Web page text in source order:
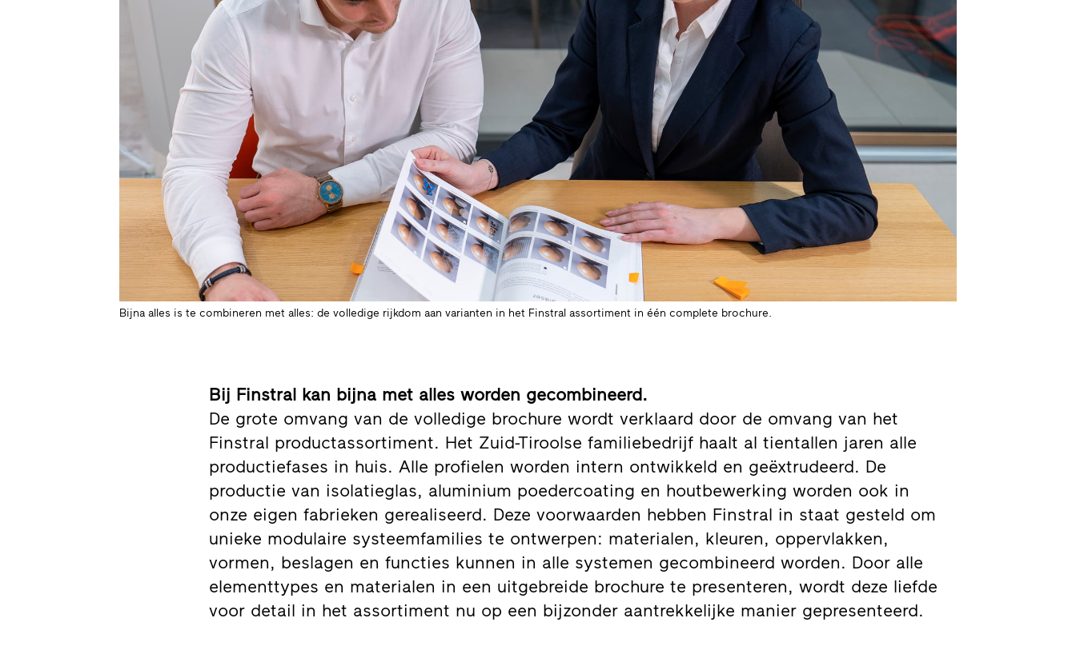
Bijna alles is te combineren met alles: de volledige rijkdom aan varianten in het Finstral assortiment in één complete brochure.
Bij Finstral kan bijna met alles worden gecombineerd.
De grote omvang van de volledige brochure wordt verklaard door de omvang van het
Finstral productassortiment. Het Zuid-Tiroolse familiebedrijf haalt al tientallen jaren alle
productiefases in huis. Alle profielen worden intern ontwikkeld en geëxtrudeerd. De
productie van isolatieglas, aluminium poedercoating en houtbewerking worden ook in
onze eigen fabrieken gerealiseerd. Deze voorwaarden hebben Finstral in staat gesteld om
unieke modulaire systeemfamilies te ontwerpen: materialen, kleuren, oppervlakken,
vormen, beslagen en functies kunnen in alle systemen gecombineerd worden. Door alle
elementtypes en materialen in een uitgebreide brochure te presenteren, wordt deze liefde
voor detail in het assortiment nu op een bijzonder aantrekkelijke manier gepresenteerd.